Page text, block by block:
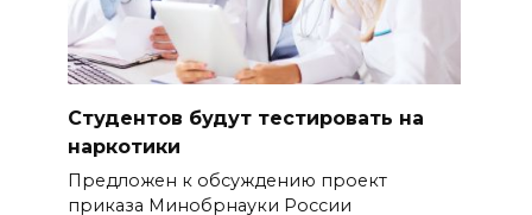
Студентов будут тестировать на
наркотики
Предложен к обсуждению проект
приказа Минобрнауки России